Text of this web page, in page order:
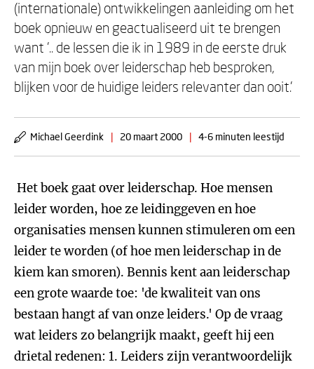
(internationale) ontwikkelingen aanleiding om het
boek opnieuw en geactualiseerd uit te brengen
want '.. de lessen die ik in 1989 in de eerste druk
van mijn boek over leiderschap heb besproken,
blijken voor de huidige leiders relevanter dan ooit.'
Michael Geerdink | 20 maart 2000 | 4-6 minuten leestijd
Het boek gaat over leiderschap. Hoe mensen
leider worden, hoe ze leidinggeven en hoe
organisaties mensen kunnen stimuleren om een
leider te worden (of hoe men leiderschap in de
kiem kan smoren). Bennis kent aan leiderschap
een grote waarde toe: 'de kwaliteit van ons
bestaan hangt af van onze leiders.' Op de vraag
wat leiders zo belangrijk maakt, geeft hij een
drietal redenen: 1. Leiders zijn verantwoordelijk